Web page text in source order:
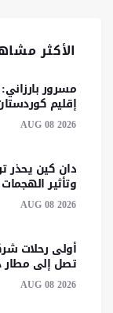
الأكثر
مسرور
إقليم
AUG 08 2026
دان كين يحذر
وتأثير
AUG 08 2026
أولى رحلات
تصل إلى مطار
AUG 08 2026